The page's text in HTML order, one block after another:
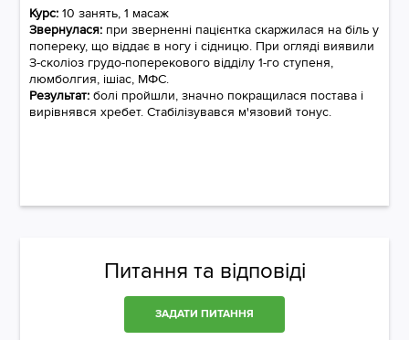
Курс:10 занять, 1 масаж
Звернулася: при зверненні пацієнтка скаржилася на біль у
попереку, що віддає в ногу і сідницю. При огляді виявили
З-сколіоз грудо-поперекового відділу 1-го ступеня,
люмболгия, ішіас, МФС.
Результат: болі пройшли, значно покращилася постава і
вирівнявся хребет. Стабілізувався м'язовий тонус.
Питання та відповіді
ЗАДАТИ ПИТАННЯ